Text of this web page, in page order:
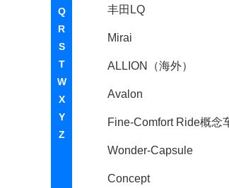
Q
R
S
T
W
X
Y
Z
丰田LQ
Mirai
ALLION（海外）
Avalon
Fine-Comfort Ride概念
Wonder-Capsule
Concept